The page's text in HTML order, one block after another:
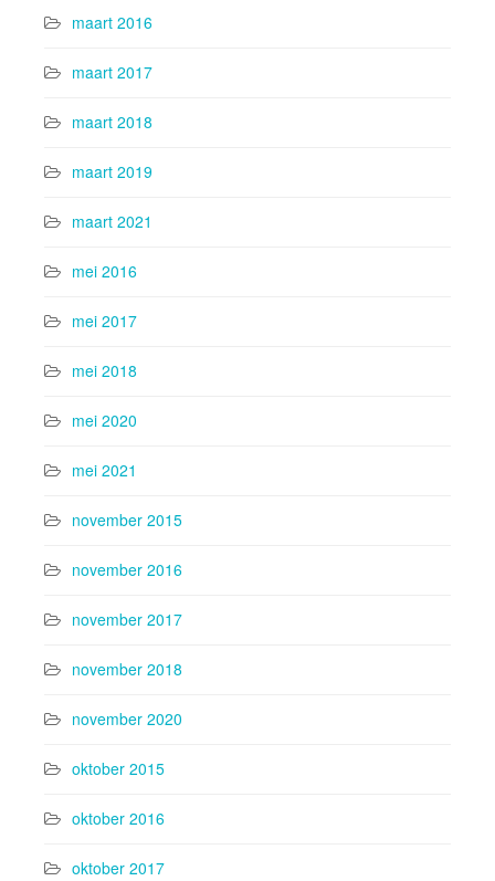
maart 2016
maart 2017
maart 2018
maart 2019
maart 2021
mei 2016
mei 2017
mei 2018
mei 2020
mei 2021
november 2015
november 2016
november 2017
november 2018
november 2020
oktober 2015
oktober 2016
oktober 2017